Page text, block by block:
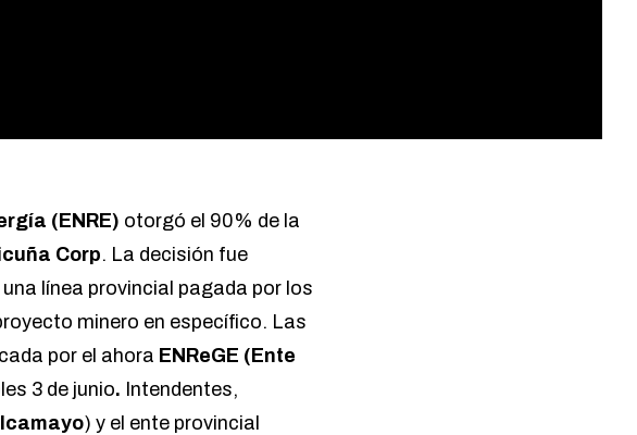
(ENRE) otorgó el 90% de la
Corp. La decisión fue
línea provincial pagada por los
minero en específico. Las
por el ahora ENReGE (Ente
3 de junio. Intendentes,
) y el ente provincial